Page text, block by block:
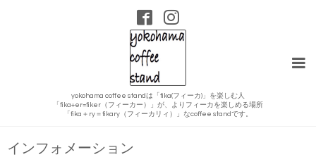
yokohama coffee standは「fika(フィーカ)」を楽しむ人
「fika+er=fiker（フィーカー）」が、よりフィーカを楽しめる場所
「fika＋ry＝fikary（フィーカリィ）」なcoffee standです。
インフォメーション